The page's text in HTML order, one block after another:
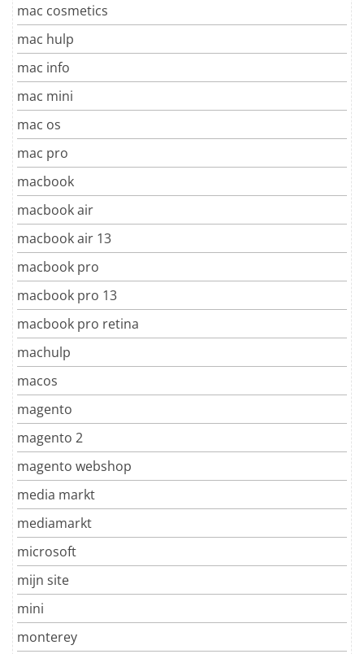
mac cosmetics
mac hulp
mac info
mac mini
mac os
mac pro
macbook
macbook air
macbook air 13
macbook pro
macbook pro 13
macbook pro retina
machulp
macos
magento
magento 2
magento webshop
media markt
mediamarkt
microsoft
mijn site
mini
monterey